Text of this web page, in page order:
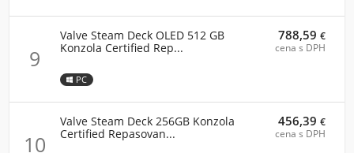
9
Valve Steam Deck OLED 512 GB
Konzola Certified Rep...
PC
788,59 €
cena s DPH
10
Valve Steam Deck 256GB Konzola
Certified Repasovan...
456,39 €
cena s DPH